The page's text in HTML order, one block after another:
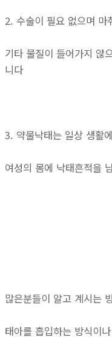
2. 수술이 필요 없으며 마
기타 물질이 들어가지 않
니다
3. 약물낙태는 일상 생활
여성의 몸에 낙태흔적을
많은분들이 알고 계시는
태아를 흡입하는 방식이